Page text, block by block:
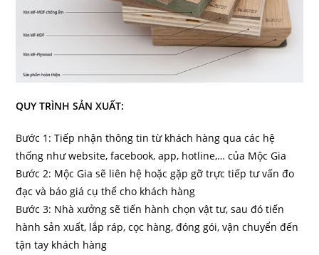
QUY TRÌNH SẢN XUẤT:
Bước 1: Tiếp nhận thông tin từ khách hàng qua các hệ
thống như website, facebook, app, hotline,… của Mộc Gia
Bước 2: Mộc Gia sẽ liên hệ hoặc gặp gỡ trực tiếp tư vấn đo
đạc và báo giá cụ thể cho khách hàng
Bước 3: Nhà xưởng sẽ tiến hành chọn vật tư, sau đó tiến
hành sản xuất, lắp ráp, cọc hàng, đóng gói, vận chuyển đến
tận tay khách hàng